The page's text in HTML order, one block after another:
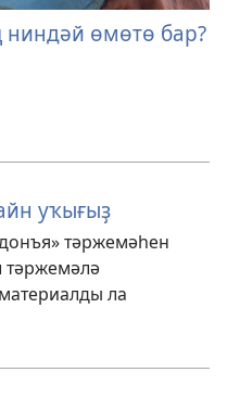
өмөтө бар?
уҡығыҙ
тәржемәһен
тәржемәлә
ла